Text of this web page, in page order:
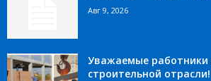
Авг 9, 2026
Уважаемые работники
строительной отрасли!